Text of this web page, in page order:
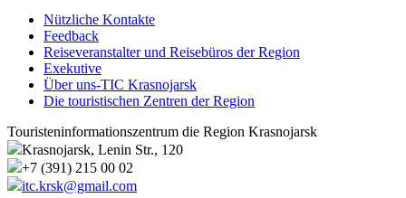
Nützliche Kontakte
Feedback
Reiseveranstalter und Reisebüros der Region
Exekutive
Über uns-TIC Krasnojarsk
Die touristischen Zentren der Region
Touristeninformationszentrum die Region Krasnojarsk
Krasnojarsk, Lenin Str., 120
+7 (391) 215 00 02
itc.krsk@gmail.com